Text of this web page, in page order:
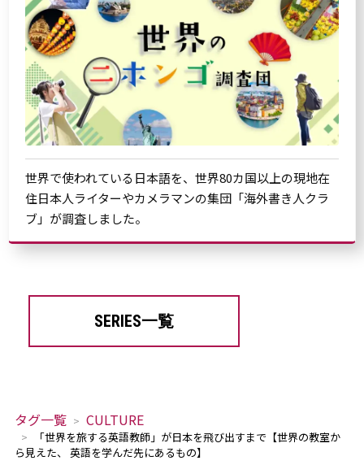
世界で使われている日本語を、世界80カ国以上の現地在
住日本人ライターやカメラマンの集団「海外書き人クラ
ブ」が調査しました。
SERIES一覧
タグ一覧 CULTURE
「世界を旅する英語教師」が日本を飛び出すまで【世界の教室か
ら見えた、 英語を学んだ先にあるもの】